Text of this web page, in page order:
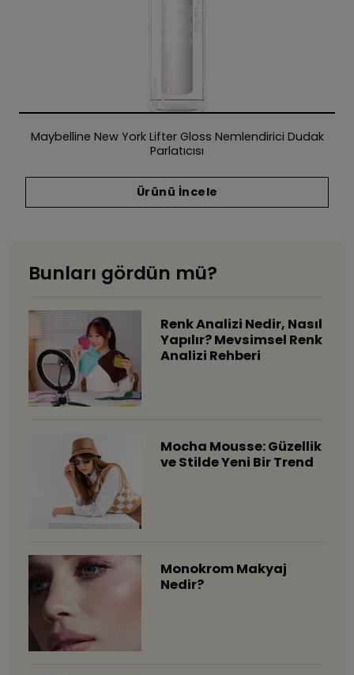
Maybelline New York Lifter Gloss Nemlendirici Dudak
Parlatıcısı
Ürünü İncele
Bunları gördün mü?
Renk Analizi Nedir, Nasıl
Yapılır? Mevsimsel Renk
Analizi Rehberi
Mocha Mousse: Güzellik
ve Stilde Yeni Bir Trend
Monokrom Makyaj
Nedir?